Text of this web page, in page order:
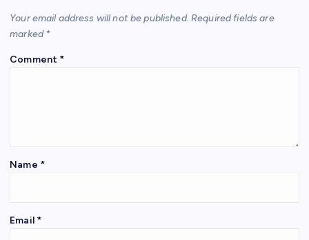
p
o
Your email address will not be published. Required fields are
marked *
Comment *
Name *
Email *